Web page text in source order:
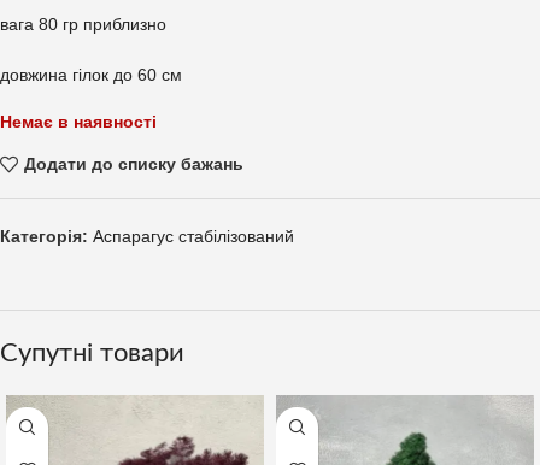
вага 80 гр приблизно
довжина гілок до 60 см
Немає в наявності
Додати до списку бажань
Категорія: Аспарагус стабілізований
Супутні товари